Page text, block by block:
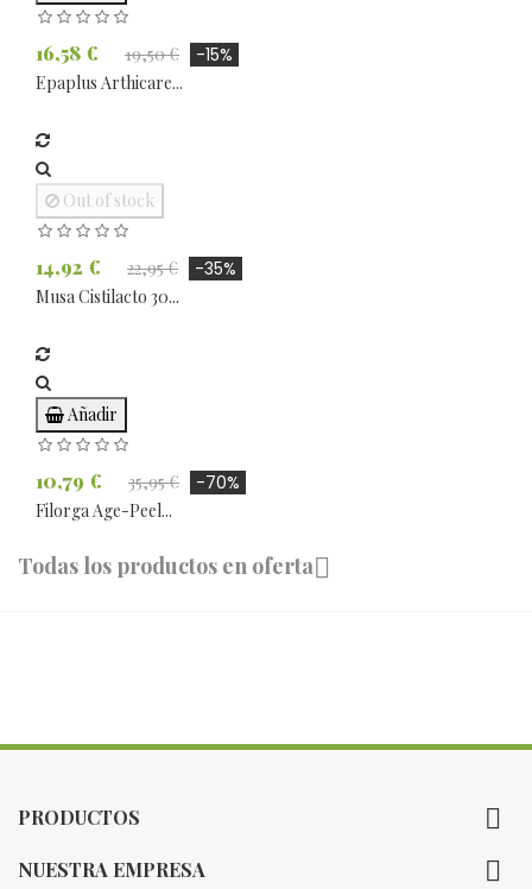
16,58 € 19,50 € -15%
Epaplus Arthicare...
Out of stock
14,92 € 22,95 € -35%
Musa Cistilacto 30...
Añadir
10,79 € 35,95 € -70%
Filorga Age-Peel...
Todas los productos en oferta
PRODUCTOS 
NUESTRA EMPRESA 